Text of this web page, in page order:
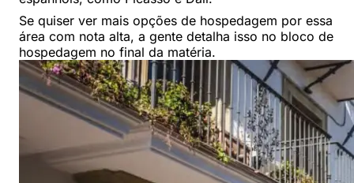
Se quiser ver mais opções de hospedagem por essa
área com nota alta, a gente detalha isso no bloco de
hospedagem no final da matéria.